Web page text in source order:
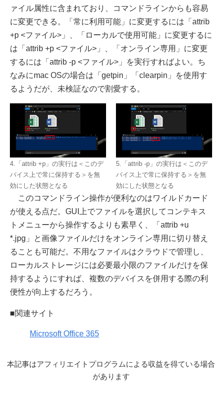
ァイル属性に含まれており、コマンドラインからも容易
に変更できる。「常に利用可能」に変更するには「attrib
+p <ファイル>」、「ローカルで使用可能」に変更するに
は「attrib +p <ファイル>」、「オンライン専用」に変更
するには「attrib -p <ファイル>」を実行すればよい。ち
なみにmac OSの場合は「getpin」「clearpin」を使用す
るようだが、未検証なので割愛する。
4.「attrib +p」の実行は＜このデ
バイス上で常に保持する＞を無
効にした状態となる
5.「attrib -p」の実行は＜このデ
バイス上で常に保持する＞を無
効にした状態となる
このコマンドライン操作が便利なのはワイルドカード
が使える点だ。GUI上でファイルを選択してコンテキス
トメニューから操作するよりも素早く、「attrib +u
*.jpg」と画像ファイルだけをオンライン専用に切り替え
ることも可能だ。不用なファイルはクラウドで管理し、
ローカルストレージには必要最小限のファイルだけを保
持するようにすれば、複数のデバイスを併用する際の利
便性が向上するだろう。
■関連サイト
Microsoft Office 365
本記事はアフィリエイトプログラムによる収益を得ている場合
があります